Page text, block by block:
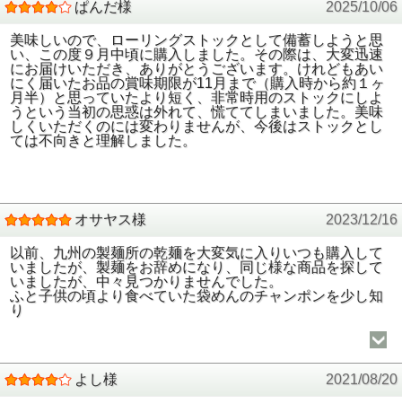
ぱんだ様 2025/10/06
美味しいので、ローリングストックとして備蓄しようと思
い、この度９月中頃に購入しました。その際は、大変迅速
にお届けいただき、ありがとうございます。けれどもあい
にく届いたお品の賞味期限が11月まで（購入時から約１ヶ
月半）と思っていたより短く、非常時用のストックにしよ
うという当初の思惑は外れて、慌ててしまいました。美味
しくいただくのには変わりませんが、今後はストックとし
ては不向きと理解しました。
オサヤス様 2023/12/16
以前、九州の製麺所の乾麺を大変気に入りいつも購入して
いましたが、製麺をお辞めになり、同じ様な商品を探して
いましたが、中々見つかりませんでした。
ふと子供の頃より食べていた袋めんのチャンポンを少し知
り
よし様 2021/08/20